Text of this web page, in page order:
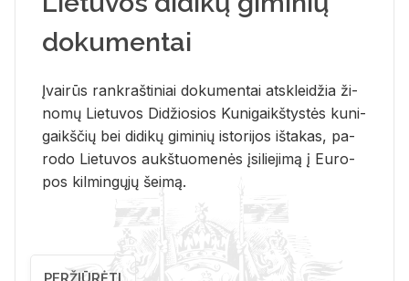
dokumentai
Įvai­rūs rank­raš­ti­niai do­ku­men­tai at­sklei­džia ži­
no­mų Lie­tu­vos Di­džio­sios Ku­ni­gaikš­tys­tės ku­ni­
gaikš­čių bei di­di­kų gi­mi­nių is­to­ri­jos iš­ta­kas, pa­
ro­do Lie­tu­vos aukš­tuo­me­nės įsi­lie­ji­mą į Eu­ro­
pos kil­min­gų­jų šei­mą.